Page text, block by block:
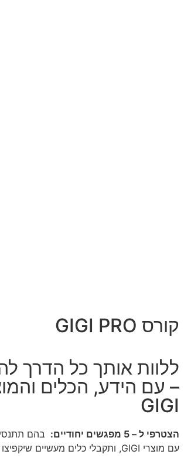
קורס GIGI PRO
ללוות אותך כל הדרך
– עם הידע, הכלים
GIGI
הצטרפי ל – 5 מפגשים יחודיים:
בהם
עם מוצרי GIGI, ותקבלי כלים מעשיים שיקפיצו את הקליניקה שלך קדימה.